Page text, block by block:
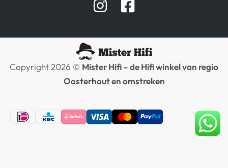
Copyright 2026 © Mister Hifi – de Hifi winkel van regio
Oosterhout en omstreken